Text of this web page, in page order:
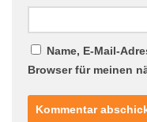
Name, E-Mail-
Browser für meinen